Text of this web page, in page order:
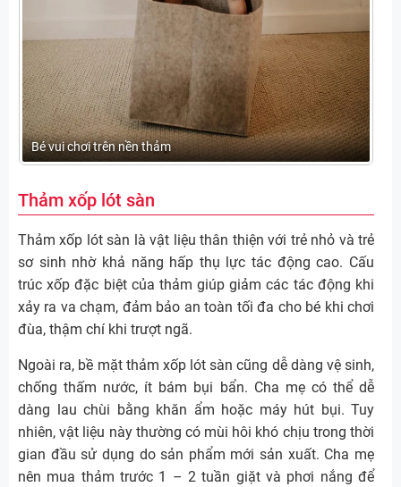
Bé vui chơi trên nền thảm
Thảm xốp lót sàn
Thảm xốp lót sàn là vật liệu thân thiện với trẻ nhỏ và trẻ
sơ sinh nhờ khả năng hấp thụ lực tác động cao. Cấu
trúc xốp đặc biệt của thảm giúp giảm các tác động khi
xảy ra va chạm, đảm bảo an toàn tối đa cho bé khi chơi
đùa, thậm chí khi trượt ngã.
Ngoài ra, bề mặt thảm xốp lót sàn cũng dễ dàng vệ sinh,
chống thấm nước, ít bám bụi bẩn. Cha mẹ có thể dễ
dàng lau chùi bằng khăn ẩm hoặc máy hút bụi. Tuy
nhiên, vật liệu này thường có mùi hôi khó chịu trong thời
gian đầu sử dụng do sản phẩm mới sản xuất. Cha mẹ
nên mua thảm trước 1 – 2 tuần giặt và phơi nắng để